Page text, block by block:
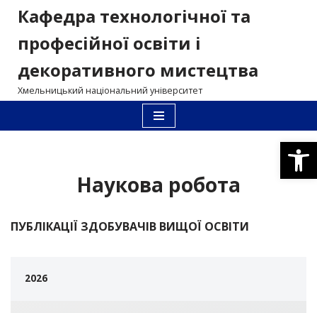
Перейти
вмісту
Кафедра технологічної та
професійної освіти і
декоративного мистецтва
Хмельницький національний університет
Наукова робота
ПУБЛІКАЦІЇ ЗДOБУВАЧІВ ВИЩОЇ ОСВІТИ
2026